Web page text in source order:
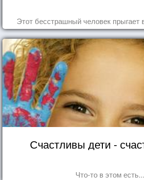
Этот бесстрашный человек прыгает
Счастливы дети -
Что-то в этом есть...